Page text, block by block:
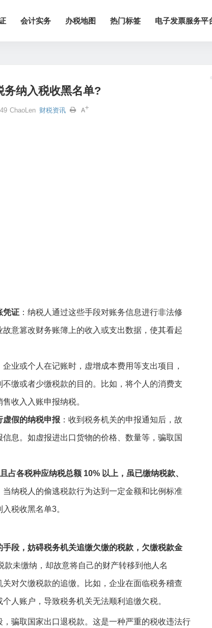
会计实务 办税地图 热门标签 电子发票服务平
务纳入税收黑名单?
ChaoLen 财税资讯
凭证 ：纳税人通过这些手段对账务信息进行非法修
意篡改财务账簿上的收入或支出数据，使其看起
企业或个人在记账时，虚增成本费用等支出项目，
缴或者少缴税款的目的。比如，将个人的消费支
收入入账申报纳税。
虚假的纳税申报 ：收到税务机关的申报通知后，故
息。如虚报进出口货物的价格、数量等，骗取国
占各税种应纳税总额 10% 以上，虽已缴纳税款、
当纳税人的偷逃税款行为达到一定金额和比例标准
入税收黑名单3。
段，妨碍税务机关追缴欠缴的税款，欠缴税款金
款未缴纳，却故意将自己的财产转移到他人名
对欠缴税款的追缴。比如，企业在面临税务稽查
人账户，导致税务机关无法顺利追缴欠税。
，骗取国家出口退税款。这是一种严重的税收违法行